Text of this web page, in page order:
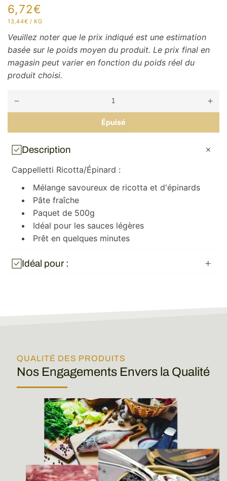
Prix
habituel
6,72€
PRIX
13,44€ / PAR
KG
Veuillez noter que le prix indiqué est une estimation
basée sur le poids moyen du produit. Le prix final en
magasin peut varier en fonction du poids réel du
produit choisi.
Réduire
la
Cappelletti
épinard
500g
la
Épuisé
Description
Cappelletti Ricotta/Épinard :
Mélange savoureux de ricotta et d'épinards
Pâte fraîche
Paquet de 500g
Idéal pour les sauces légères
Prêt en quelques minutes
Idéal pour :
QUALITÉ DES PRODUITS
Nos Engagements Envers la Qualité